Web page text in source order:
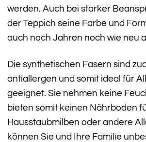
werden. Auch bei starker
der Teppich seine Farbe und
auch nach Jahren noch wie neu
Die synthetischen Fasern sind
antiallergen und somit ideal für
geeignet. Sie nehmen keine
bieten somit keinen Nährboden
Hausstaubmilben oder andere
können Sie und Ihre Familie